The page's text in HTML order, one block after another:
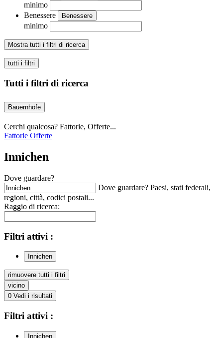
minimo
Benessere
Benessere
minimo
Mostra tutti i filtri di ricerca
tutti i filtri
Tutti i filtri di ricerca
Bauernhöfe
Cerchi qualcosa? Fattorie, Offerte...
Fattorie Offerte
Innichen
Dove guardare?
Dove guardare? Paesi, stati federali,
regioni, città, codici postali...
Raggio di ricerca:
Filtri attivi :
Innichen
rimuovere tutti i filtri
vicino
0 Vedi i risultati
Filtri attivi :
Innichen